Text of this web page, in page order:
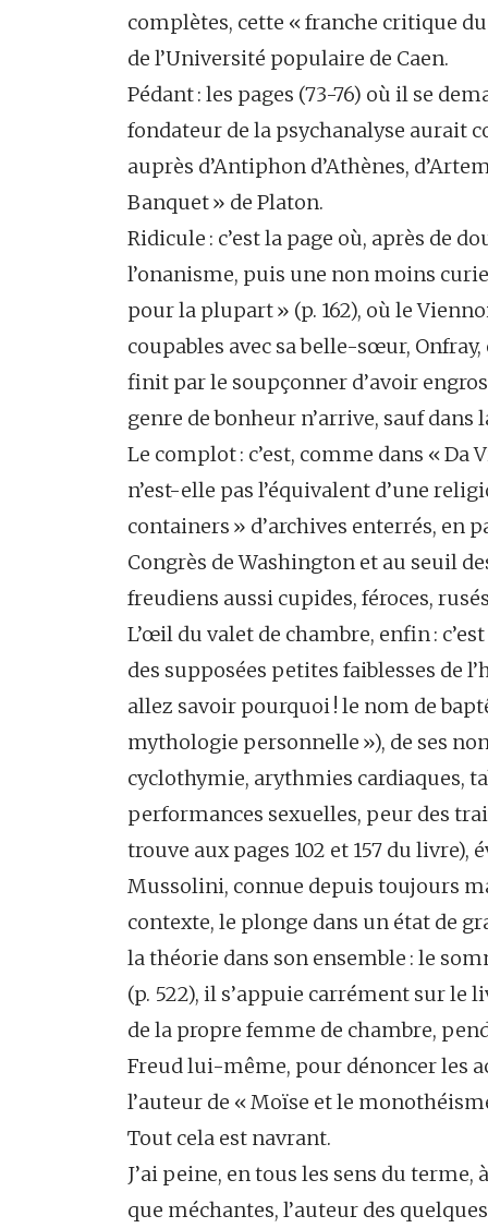
complètes, cette « franche critique
de l’Université populaire de Caen.
Pédant : les pages (73-76) où il se
fondateur de la psychanalyse aurait
auprès d’Antiphon d’Athènes,
Banquet » de Platon.
Ridicule : c’est la page où, après de
l’onanisme, puis une non moins
pour la plupart » (p. 162), où le
coupables avec sa belle-sœur,
finit par le soupçonner d’avoir
genre de bonheur n’arrive, sauf
Le complot : c’est, comme dans « Da
n’est-elle pas l’équivalent d’une
containers » d’archives enterrés, en
Congrès de Washington et au seuil
freudiens aussi cupides, féroces,
L’œil du valet de chambre, enfin :
des supposées petites faiblesses de
allez savoir pourquoi ! le nom de
mythologie personnelle »), de ses
cyclothymie, arythmies cardiaques,
performances sexuelles, peur des
trouve aux pages 102 et 157 du
Mussolini, connue depuis toujours
contexte, le plonge dans un état de
la théorie dans son ensemble : le
(p. 522), il s’appuie carrément sur le
de la propre femme de chambre,
Freud lui-même, pour dénoncer les
l’auteur de « Moïse et le
Tout cela est navrant.
J’ai peine, en tous les sens du
que méchantes, l’auteur des